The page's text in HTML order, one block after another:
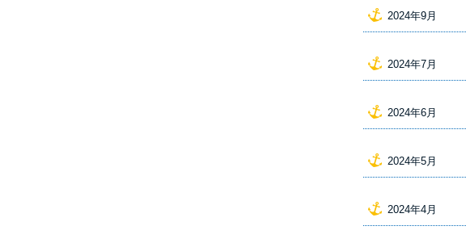
2024年9月
2024年7月
2024年6月
2024年5月
2024年4月